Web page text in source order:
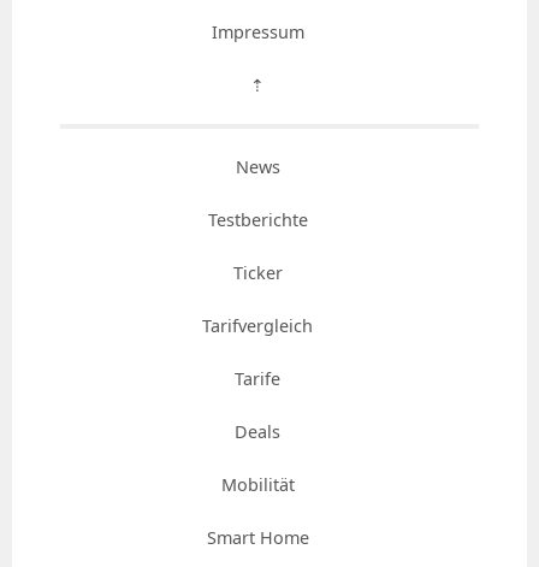
Impressum
⇡
News
Testberichte
Ticker
Tarifvergleich
Tarife
Deals
Mobilität
Smart Home